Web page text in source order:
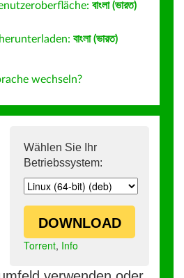
বাংলা (ভারত)
বাংলা (ভারত)
wechseln?
Wählen Sie Ihr
Betriebssystem:
DOWNLOAD
Torrent, Info